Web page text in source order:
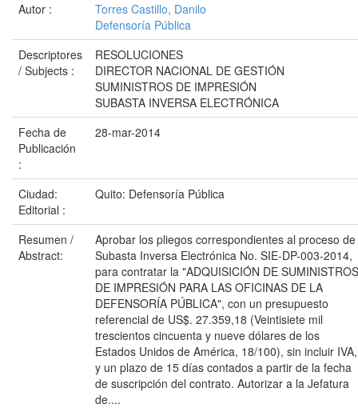
Autor :
Torres Castillo, Danilo
Defensoría Pública
Descriptores
/ Subjects :
RESOLUCIONES
DIRECTOR NACIONAL DE GESTIÓN
SUMINISTROS DE IMPRESIÓN
SUBASTA INVERSA ELECTRÓNICA
Fecha de
Publicación
:
28-mar-2014
Ciudad:
Editorial :
Quito: Defensoría Pública
Resumen /
Abstract:
Aprobar los pliegos correspondientes al proceso de
Subasta Inversa Electrónica No. SIE-DP-003-2014,
para contratar la "ADQUISICIÓN DE SUMINISTROS
DE IMPRESIÓN PARA LAS OFICINAS DE LA
DEFENSORÍA PÚBLICA", con un presupuesto
referencial de US$. 27.359,18 (Veintisiete mil
trescientos cincuenta y nueve dólares de los
Estados Unidos de América, 18/100), sin incluir IVA,
y un plazo de 15 días contados a partir de la fecha
de suscripción del contrato. Autorizar a la Jefatura
de....